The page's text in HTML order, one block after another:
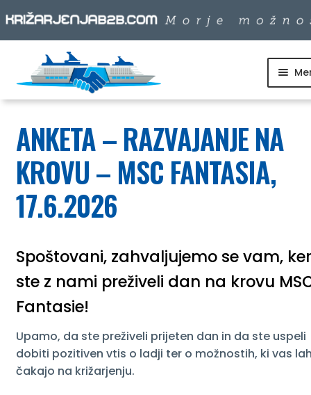
Skip
to
Skip
to
SKUPINSKI ODHODI
DNEVNI IZLETI
DESTINACIJE
INFO
ANKETA – RAZVAJANJE NA
KROVU – MSC FANTASIA,
17.6.2026
Spoštovani, zahvaljujemo se vam, ker
ste z nami preživeli dan na krovu
Fantasie!
Upamo, da ste preživeli prijeten dan in da ste uspeli
dobiti pozitiven vtis o ladji ter o možnostih, ki vas
čakajo na križarjenju.